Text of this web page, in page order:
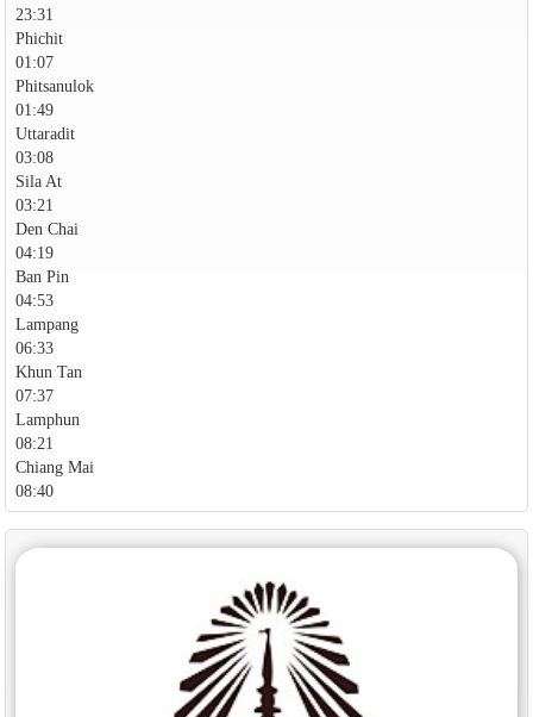
23:31
Phichit
01:07
Phitsanulok
01:49
Uttaradit
03:08
Sila At
03:21
Den Chai
04:19
Ban Pin
04:53
Lampang
06:33
Khun Tan
07:37
Lamphun
08:21
Chiang Mai
08:40